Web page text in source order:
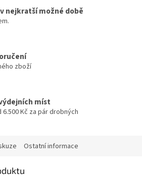
nejkratší možné době
zboží
míst
6.500 Kč za pár drobných
Ostatní informace